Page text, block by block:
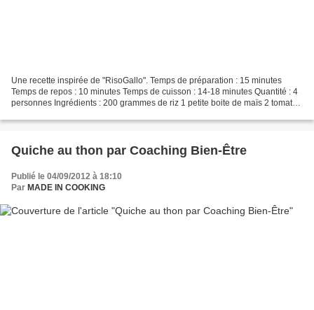
Une recette inspirée de "RisoGallo". Temps de préparation : 15 minutes
Temps de repos : 10 minutes Temps de cuisson : 14-18 minutes Quantité : 4
personnes Ingrédients : 200 grammes de riz 1 petite boite de maïs 2 tomates
Quiche au thon par Coaching Bien-Être
Publié le 04/09/2012 à 18:10
Par MADE IN COOKING